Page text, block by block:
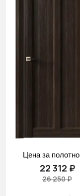
Цена за полотно
22 312 ₽
26 250 ₽